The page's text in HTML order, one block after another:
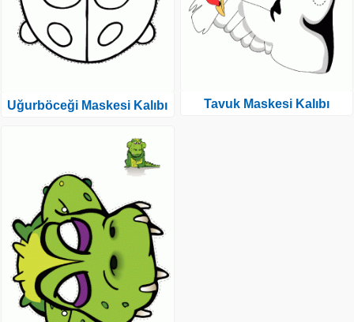
Uğurböceği Maskesi Kalıbı Tavuk Maskesi Kalıbı